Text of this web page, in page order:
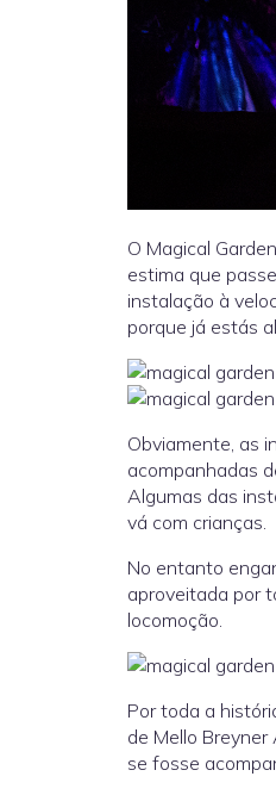
O Magical
estima que
instalação à
porque já estás
Obviamente, as
acompanhadas
Algumas das
vá com crianças.
No entanto
aproveitada por
locomoção.
Por toda a
de Mello
se fosse